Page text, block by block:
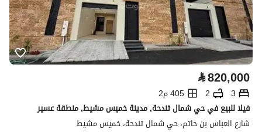
⃁820,000
3
2
405 م2
فيلا للبيع في حي شمال تندحة, مدينة خميس مشيط, منطقة عسير
شارع العباس بن حاتم، حي شمال تندحة، خميس مشيط